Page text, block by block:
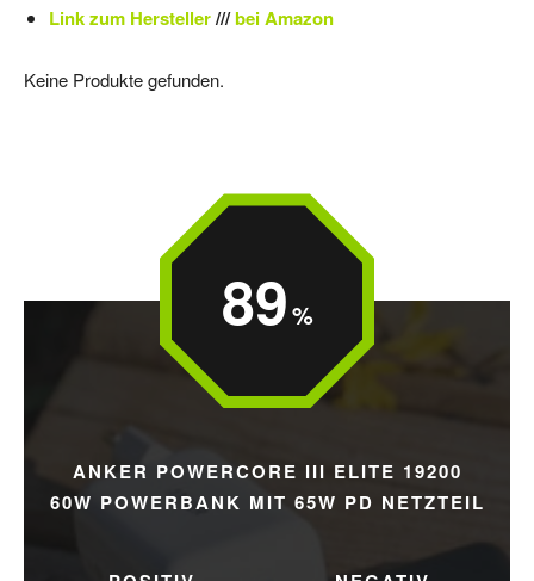
Link zum Hersteller///bei Amazon
Keine Produkte gefunden.
ANKER POWERCORE III ELITE 19200
60W POWERBANK MIT 65W PD NETZTEIL
89